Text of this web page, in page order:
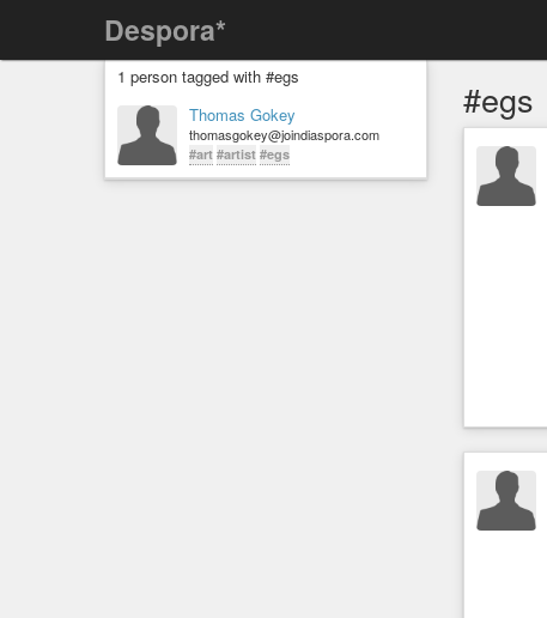
Despora*
1 person tagged with #egs
Thomas Gokey
thomasgokey@joindiaspora.com
#art #artist #egs
#egs